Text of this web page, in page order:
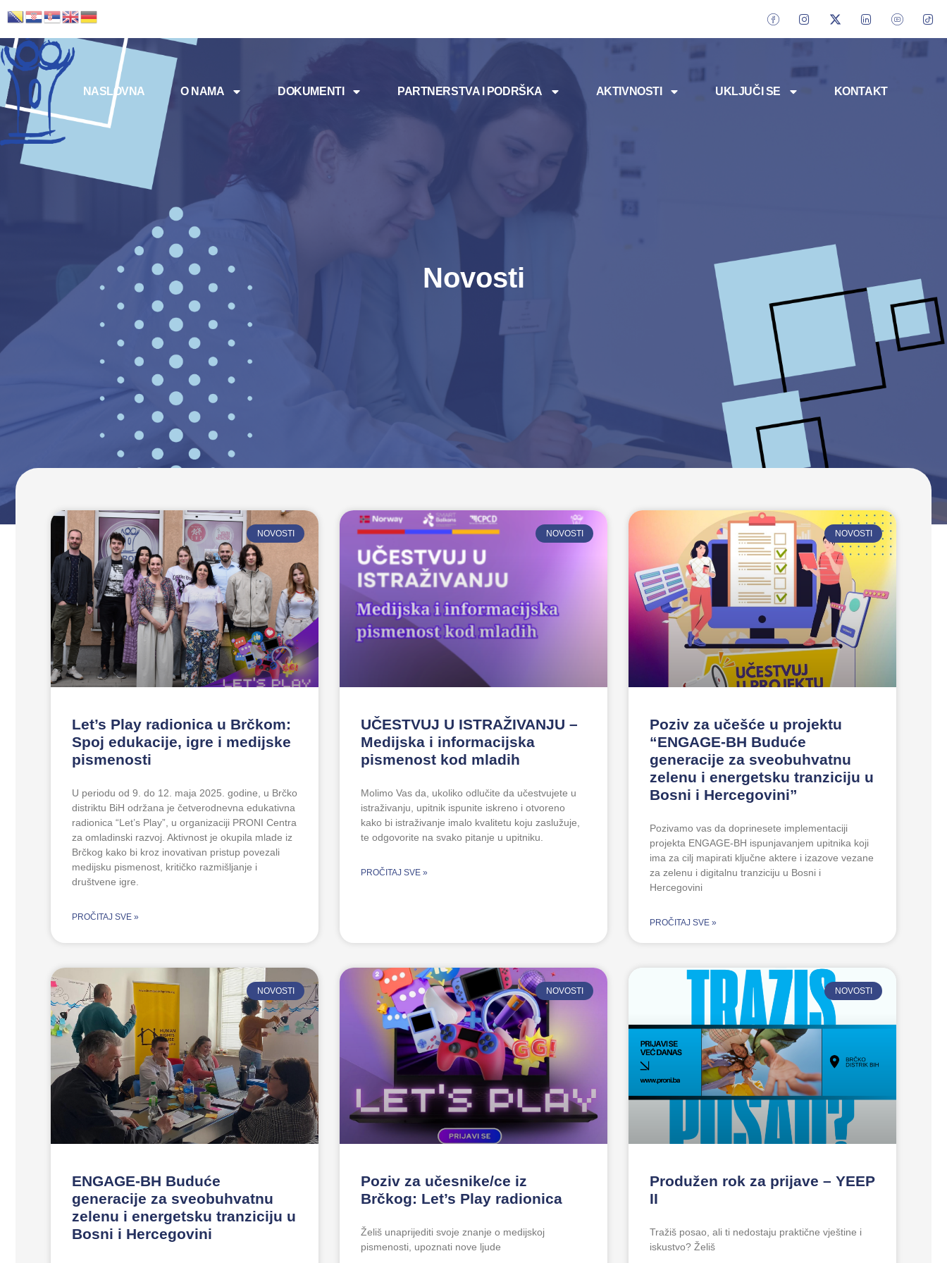
NASLOVNA O NAMA DOKUMENTI PARTNERSTVA I PODRŠKA AKTIVNOSTI UKLJUČI SE KONTAKT
Novosti
NOVOSTI
Let’s Play radionica u Brčkom:
Spoj edukacije, igre i medijske
pismenosti
U periodu od 9. do 12. maja 2025. godine, u Brčko
distriktu BiH održana je četverodnevna edukativna
radionica “Let’s Play”, u organizaciji PRONI Centra
za omladinski razvoj. Aktivnost je okupila mlade iz
Brčkog kako bi kroz inovativan pristup povezali
medijsku pismenost, kritičko razmišljanje i
društvene igre.
PROČITAJ SVE »
NOVOSTI
UČESTVUJ U ISTRAŽIVANJU –
Medijska i informacijska
pismenost kod mladih
Molimo Vas da, ukoliko odlučite da učestvujete u
istraživanju, upitnik ispunite iskreno i otvoreno
kako bi istraživanje imalo kvalitetu koju zaslužuje,
te odgovorite na svako pitanje u upitniku.
PROČITAJ SVE »
NOVOSTI
Poziv za učešće u projektu
“ENGAGE-BH Buduće
generacije za sveobuhvatnu
zelenu i energetsku tranziciju u
Bosni i Hercegovini”
Pozivamo vas da doprinesete implementaciji
projekta ENGAGE-BH ispunjavanjem upitnika koji
ima za cilj mapirati ključne aktere i izazove vezane
za zelenu i digitalnu tranziciju u Bosni i
Hercegovini
PROČITAJ SVE »
NOVOSTI
ENGAGE-BH Buduće
generacije za sveobuhvatnu
zelenu i energetsku tranziciju u
Bosni i Hercegovini
NOVOSTI
Poziv za učesnike/ce iz
Brčkog: Let’s Play radionica
Želiš unaprijediti svoje znanje o medijskoj
pismenosti, upoznati nove ljude
NOVOSTI
Produžen rok za prijave – YEEP
II
Tražiš posao, ali ti nedostaju praktične vještine i
iskustvo? Želiš